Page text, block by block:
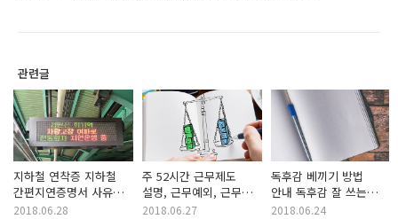
관련글
지하철 연착증 지하철
간편지연증명서 사유서
출력 및 파일로 저장
2018.06.28
주 52시간 근무제도
설명, 근무예외, 근무
유예, 위반 시 처벌 내용
2018.06.27
독후감 베끼기 방법
안내 독후감 잘 쓰는
방법 독후감 모음
2018.06.24